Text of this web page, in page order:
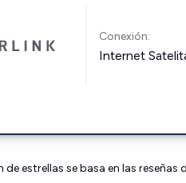
Conexión:
Internet
de estrellas se basa en las reseñas